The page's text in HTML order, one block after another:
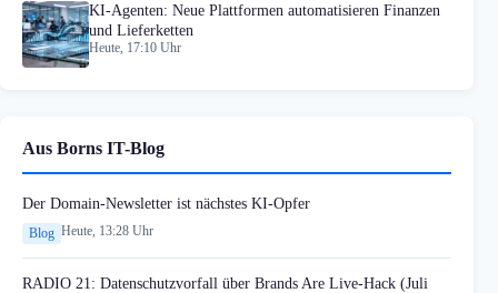
KI-Agenten: Neue Plattformen automatisieren Finanzen
und Lieferketten
Heute, 17:10 Uhr
Aus Borns IT-Blog
Der Domain-Newsletter ist nächstes KI-Opfer
Blog Heute, 13:28 Uhr
RADIO 21: Datenschutzvorfall über Brands Are Live-Hack (Juli